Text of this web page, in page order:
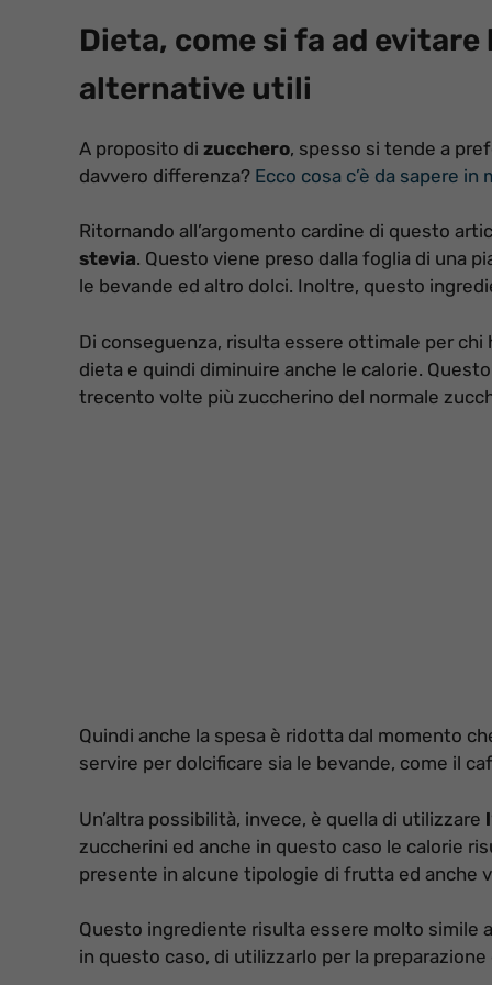
Dieta, come si fa ad
alternative utili
A proposito di zucchero, spesso si tende a
davvero differenza? Ecco cosa c’è da sapere in
Ritornando all’argomento cardine di questo
stevia. Questo viene preso dalla foglia di una
le bevande ed altro dolci. Inoltre, questo
Di conseguenza, risulta essere ottimale per
dieta e quindi diminuire anche le calorie.
trecento volte più zuccherino del normale
Quindi anche la spesa è ridotta dal momento
servire per dolcificare sia le bevande, come il
Un’altra possibilità, invece, è quella di utilizzare
zuccherini ed anche in questo caso le calorie
presente in alcune tipologie di frutta ed anche
Questo ingrediente risulta essere molto simile
in questo caso, di utilizzarlo per la